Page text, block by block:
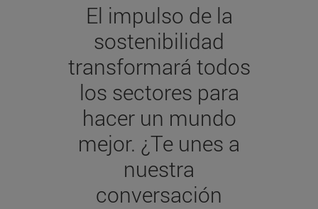
El impulso de la
sostenibilidad
transformará todos
los sectores para
hacer un mundo
mejor. ¿Te unes a
nuestra
conversación